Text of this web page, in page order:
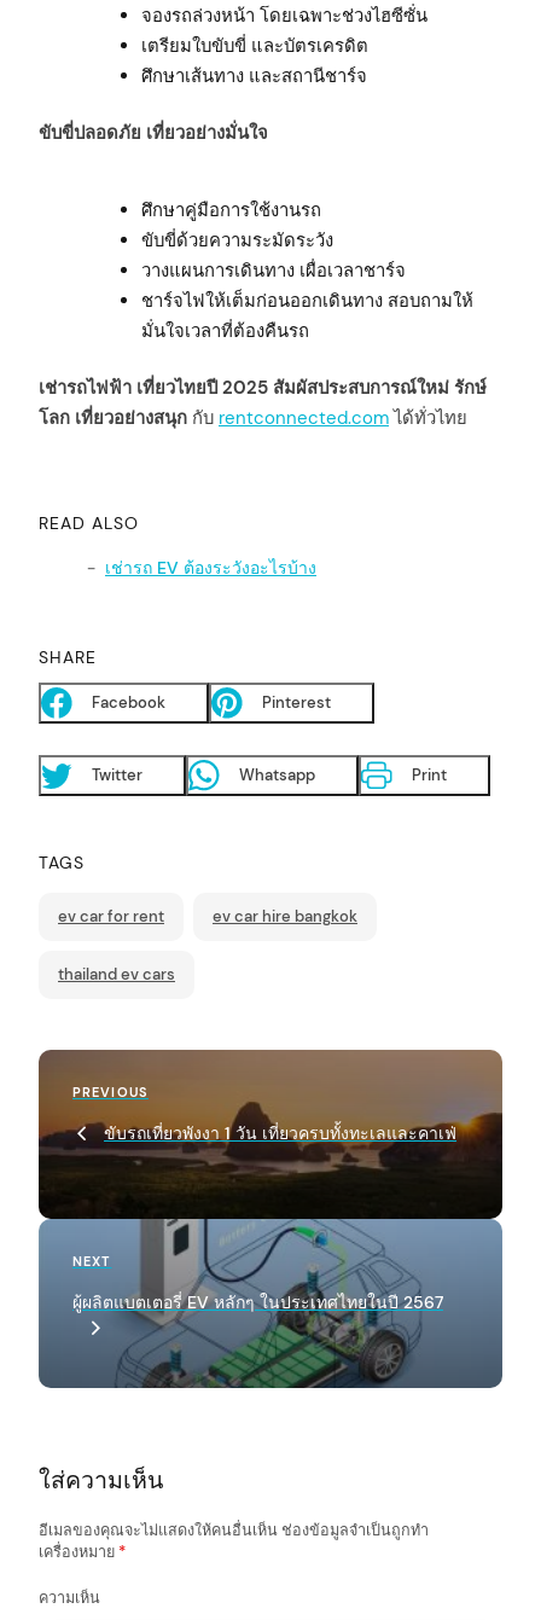
จองรถล่วงหน้า โดยเฉพาะช่วงไฮซีซั่น
เตรียมใบขับขี่ และบัตรเครดิต
ศึกษาเส้นทาง และสถานีชาร์จ
ขับขี่ปลอดภัย เที่ยวอย่างมั่นใจ
ศึกษาคู่มือการใช้งานรถ
ขับขี่ด้วยความระมัดระวัง
วางแผนการเดินทาง เผื่อเวลาชาร์จ
ชาร์จไฟให้เต็มก่อนออกเดินทาง สอบถามให้
มั่นใจเวลาที่ต้องคืนรถ
เช่ารถไฟฟ้า เที่ยวไทยปี 2025 สัมผัสประสบการณ์ใหม่ รักษ์
โลก เที่ยวอย่างสนุก กับ rentconnected.comได้ทั่วไทย
READ ALSO
เช่ารถ EV ต้องระวังอะไรบ้าง
SHARE
Facebook Pinterest
Twitter Whatsapp Print
TAGS
ev car for rent ev car hire bangkok
thailand ev cars
P
s
n
g
o
n
Previous
Post
PREVIOUS
ขับรถเที่ยวพังงา 1 วัน เที่ยวครบทั้งทะเลและคาเฟ่
Next
Post
NEXT
ผู้ผลิตแบตเตอรี่ EV หลักๆ ในประเทศไทยในปี 2567
ใส่ความเห็น
อีเมลของคุณจะไม่แสดงให้คนอื่นเห็นช่องข้อมูลจำเป็นถูกทำ
เครื่องหมาย *
ความเห็น